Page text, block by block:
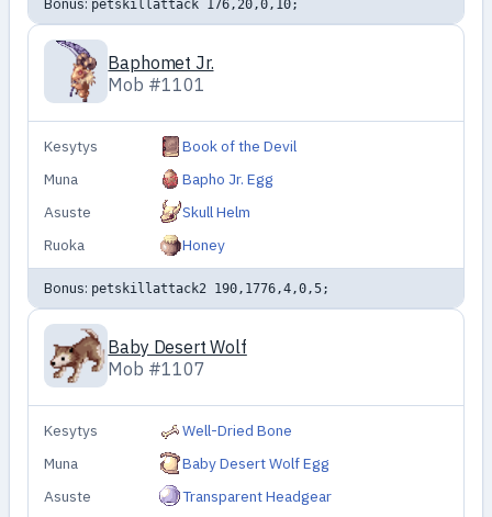
Bonus: petskillattack 176,20,0,10;
Baphomet Jr.
Mob #1101
Kesytys
Book of the Devil
Muna
Bapho Jr. Egg
Asuste
Skull Helm
Ruoka
Honey
Bonus: petskillattack2 190,1776,4,0,5;
Baby Desert Wolf
Mob #1107
Kesytys
Well-Dried Bone
Muna
Baby Desert Wolf Egg
Asuste
Transparent Headgear